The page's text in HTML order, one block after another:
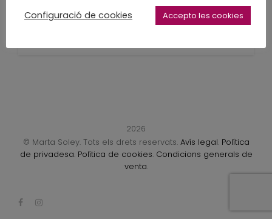
packaging nadal
2026
© Marta Soley. Tots els drets reservats. Avís legal. Política
de privadesa. Política de cookies. Condicions generals de
venta.
Configuració de cookies Accepto les cookies